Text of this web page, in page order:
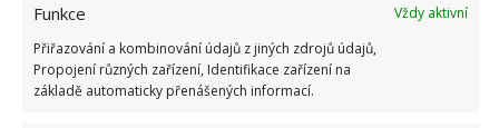
Funkce
Vždy aktivní
Přiřazování a kombinování údajů z jiných zdrojů údajů,
Propojení různých zařízení, Identifikace zařízení na
základě automaticky přenášených informací.
způsobují alergické reakce. Je však třeba mít na
paměti, že výsledek nebude okamžitě patrný. Proti
mravencům však nejlépe funguje prevence, kdy